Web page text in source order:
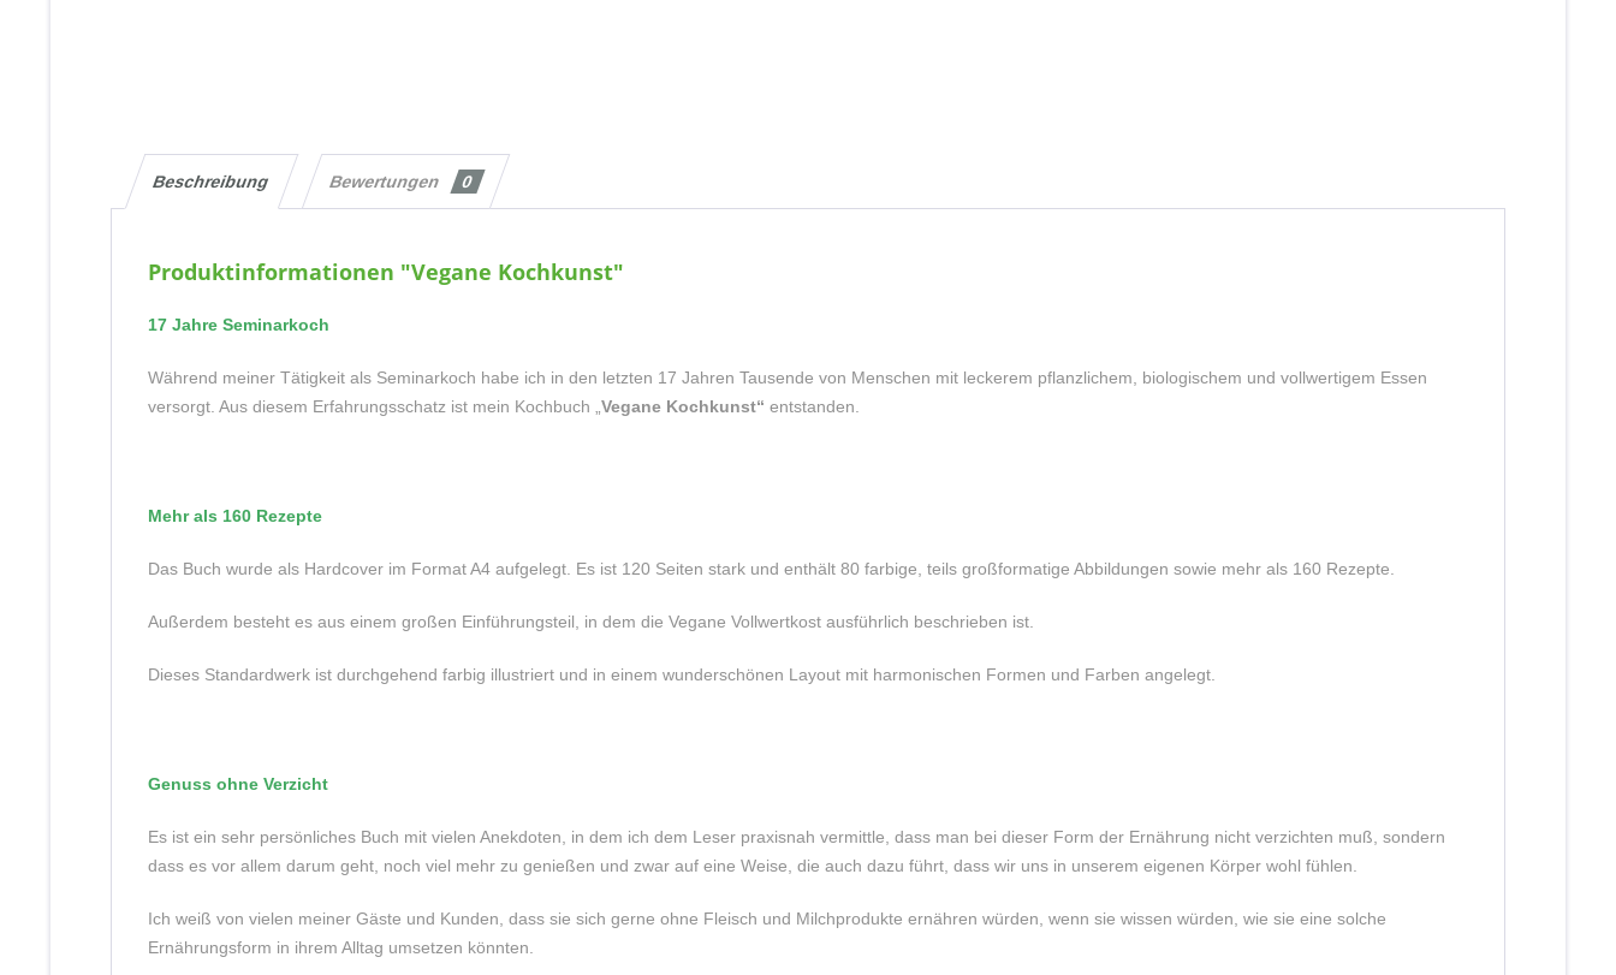
Beschreibung Bewertungen 0
Produktinformationen "Vegane Kochkunst"
17 Jahre Seminarkoch
Während meiner Tätigkeit als Seminarkoch habe ich in den letzten 17 Jahren Tausende von Menschen mit leckerem pflanzlichem, biologischem und vollwertigem Essen
versorgt. Aus diesem Erfahrungsschatz ist mein Kochbuch „ Vegane Kochkunst“ entstanden.
Mehr als 160 Rezepte
Das Buch wurde als Hardcover im Format A4 aufgelegt. Es ist 120 Seiten stark und enthält 80 farbige, teils großformatige Abbildungen sowie mehr als 160 Rezepte.
Außerdem besteht es aus einem großen Einführungsteil, in dem die Vegane Vollwertkost ausführlich beschrieben ist.
Dieses Standardwerk ist durchgehend farbig illustriert und in einem wunderschönen Layout mit harmonischen Formen und Farben angelegt.
Genuss ohne Verzicht
Es ist ein sehr persönliches Buch mit vielen Anekdoten, in dem ich dem Leser praxisnah vermittle, dass man bei dieser Form der Ernährung nicht verzichten muß, sondern
dass es vor allem darum geht, noch viel mehr zu genießen und zwar auf eine Weise, die auch dazu führt, dass wir uns in unserem eigenen Körper wohl fühlen.
Ich weiß von vielen meiner Gäste und Kunden, dass sie sich gerne ohne Fleisch und Milchprodukte ernähren würden, wenn sie wissen würden, wie sie eine solche
Ernährungsform in ihrem Alltag umsetzen könnten.